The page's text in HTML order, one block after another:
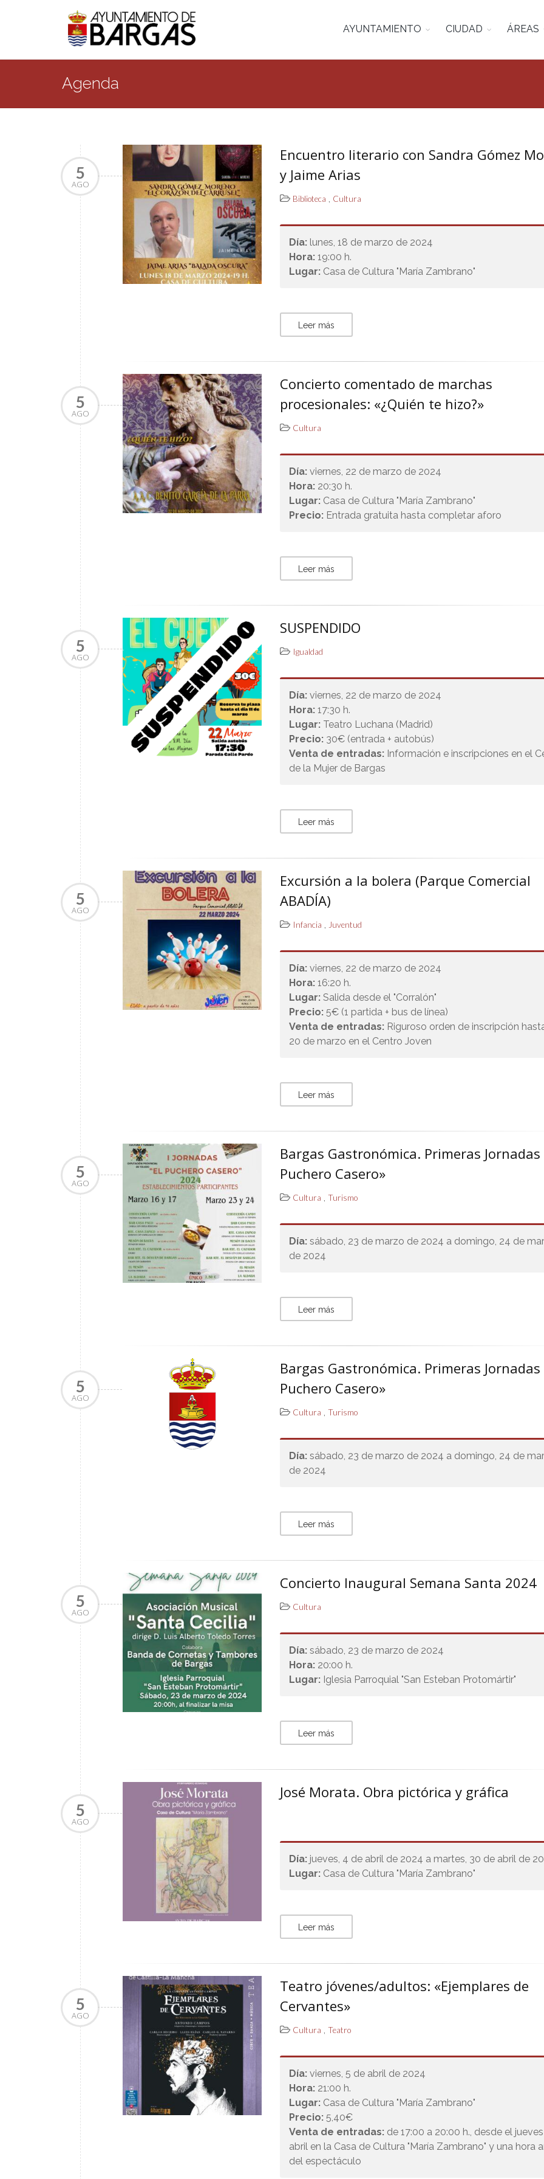
AYUNTAMIENTO CIUDAD ÁREAS
Agenda
5
AGO
Encuentro literario con Sandra Gómez
y Jaime Arias
Biblioteca , Cultura
Día: lunes, 18 de marzo de 2024
Hora:19:00 h.
Lugar: Casa de Cultura "María Zambrano"
Leer más
5
AGO
Concierto comentado de marchas
procesionales: «¿Quién te hizo?»
Cultura
Día:viernes, 22 de marzo de 2024
Hora: 20:30 h.
Lugar: Casa de Cultura "María Zambrano"
Precio: Entrada gratuita hasta completar aforo
Leer más
5
AGO
SUSPENDIDO
Igualdad
Día:viernes, 22 de marzo de 2024
Hora:17:30 h.
Lugar: Teatro Luchana (Madrid)
Precio: 30€ (entrada + autobús)
Venta de entradas: Información e inscripciones en el
de la Mujer de Bargas
Leer más
5
AGO
Excursión a la bolera (Parque Comercial
ABADÍA)
Infancia ,Juventud
Día:viernes, 22 de marzo de 2024
Hora:16:20 h.
Lugar:Salida desde el "Corralón"
Precio:5€ (1 partida + bus de línea)
Venta de entradas: Riguroso orden de inscripción
20 de marzo en el Centro Joven
Leer más
5
AGO
Bargas Gastronómica. Primeras Jornadas
Puchero Casero»
Cultura ,Turismo
Día:sábado, 23 de marzo de 2024 a domingo, 24 de
de 2024
Leer más
5
AGO
Bargas Gastronómica. Primeras Jornadas
Puchero Casero»
Cultura ,Turismo
Día:sábado, 23 de marzo de 2024 a domingo, 24 de
de 2024
Leer más
5
AGO
Concierto Inaugural Semana Santa 2024
Cultura
Día:sábado, 23 de marzo de 2024
Hora: 20:00 h.
Lugar: Iglesia Parroquial "San Esteban Protomártir"
Leer más
5
AGO
José Morata. Obra pictórica y gráfica
Día: jueves, 4 de abril de 2024 a martes, 30 de abril de
Lugar: Casa de Cultura "María Zambrano"
Leer más
5
AGO
Teatro jóvenes/adultos: «Ejemplares de
Cervantes»
Cultura ,Teatro
Día:viernes, 5 de abril de 2024
Hora: 21:00 h.
Lugar: Casa de Cultura "María Zambrano"
Precio:5,40€
Venta de entradas: de 17:00 a 20:00 h., desde el
abril en la Casa de Cultura "María Zambrano" y una hora
del espectáculo